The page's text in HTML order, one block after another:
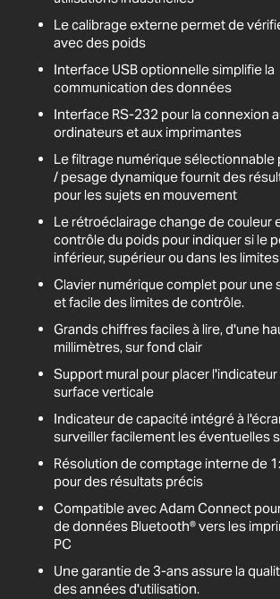
Le calibrage externe permet de
avec des poids
Interface USB optionnelle simplifie la
communication des données
Interface RS-232 pour la connexion
ordinateurs et aux imprimantes
Le filtrage numérique sélectionnable
/ pesage dynamique fournit des
pour les sujets en mouvement
Le rétroéclairage change de couleur
contrôle du poids pour indiquer si le
inférieur, supérieur ou dans les
Clavier numérique complet pour une
et facile des limites de contrôle.
Grands chiffres faciles à lire, d'une
millimètres, sur fond clair
Support mural pour placer l'indicateur
surface verticale
Indicateur de capacité intégré à
surveiller facilement les éventuelles
Résolution de comptage interne de
pour des résultats précis
Compatible avec Adam Connect
de données Bluetooth® vers les
PC
Une garantie de 3-ans assure la
des années d'utilisation.